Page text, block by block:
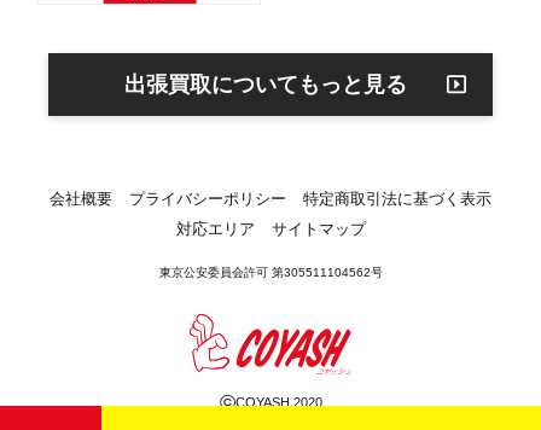
出張買取についてもっと見る
会社概要 プライバシーポリシー
特定商取引法に基づく表示
対応エリア
サイトマップ
東京公安委員会許可 第305511104562号
©COYASH 2020